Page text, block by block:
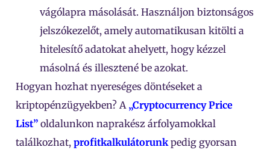
vágólapra másolását. Használjon biztonságos
jelszókezelőt, amely automatikusan kitölti a
hitelesítő adatokat ahelyett, hogy kézzel
másolná és illesztené be azokat.
Hogyan hozhat nyereséges döntéseket a
kriptopénzügyekben? A „Cryptocurrency Price
List” oldalunkon naprakész árfolyamokkal
találkozhat, profitkalkulátorunk pedig gyorsan